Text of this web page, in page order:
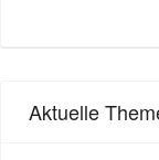
Aktuelle